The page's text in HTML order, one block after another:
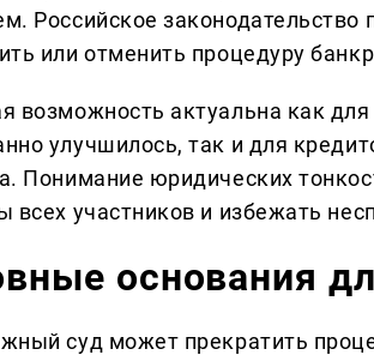
Российское
или отменить процедуру
возможность актуальна как
улучшилось, так и для
Понимание юридических
всех участников и избежать
основания
суд может прекратить